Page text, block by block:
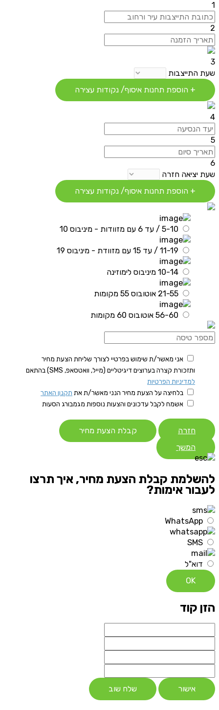
1
2
3
שעת התייצבות
+ הוספת תחנות איסוף/ נקודות עצירה
4
5
6
שעת יציאה חזרה
+ הוספת תחנות איסוף/ נקודות עצירה
5-10 / עד 6 עם מזוודות - מיניבוס 10
11-19 / עד 15 עם מזוודת - מיניבוס 19
10-14 מיניבוס לימוזינה
21-55 אוטובוס 55 מקומות
56-60 אוטובוס 60 מקומות
אני מאשר/ת שימוש בפרטיי לצורך שליחת הצעת מחיר
ותזכורת קצרה בערוצים דיגיטליים (מייל, וואטסאפ, SMS) בהתאם
למדיניות הפרטיות
בלחיצה על הצעת מחיר הנני מאשר/ת את תקנון האתר
אשמח לקבל עדכונים והצעות נוספות מגמבורג הסעות
חזרה
קבלת הצעת מחיר
המשך
להשלמת קבלת הצעת מחיר, איך תרצו
לעבור אימות?
WhatsApp
SMS
דוא"ל
OK
הזן קוד
אישור שלח שוב